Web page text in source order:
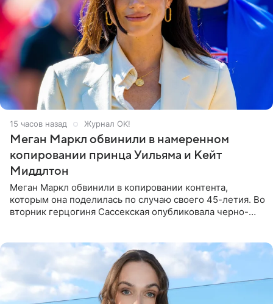
15 часов назад Журнал OK!
Меган Маркл обвинили в намеренном
копировании принца Уильяма и Кейт
Миддлтон
Меган Маркл обвинили в копировании контента,
которым она поделилась по случаю своего 45-летия. Во
вторник герцогиня Сассекская опубликовала черно-